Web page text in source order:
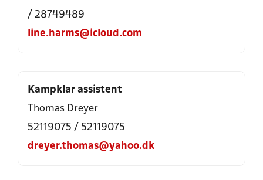
/ 28749489
line.harms@icloud.com
Kampklar assistent
Thomas Dreyer
52119075 / 52119075
dreyer.thomas@yahoo.dk